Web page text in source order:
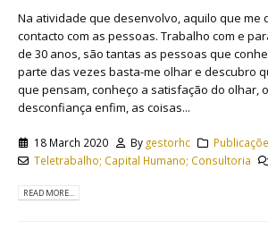
Na atividade que desenvolvo, aquilo que me
contacto com as pessoas. Trabalho com e
de 30 anos, são tantas as pessoas que
parte das vezes basta-me olhar e descubro
que pensam, conheço a satisfação do olhar,
desconfiança enfim, as coisas...
18 March 2020 By gestorhc
Teletrabalho; Capital Humano; Consultoria
READ MORE...